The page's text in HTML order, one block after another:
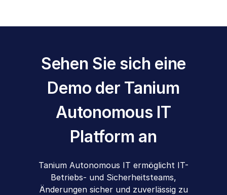
Sehen Sie sich eine
Demo der Tanium
Autonomous IT
Platform an
Tanium Autonomous IT ermöglicht IT-
Betriebs- und Sicherheitsteams,
Änderungen sicher und zuverlässig zu